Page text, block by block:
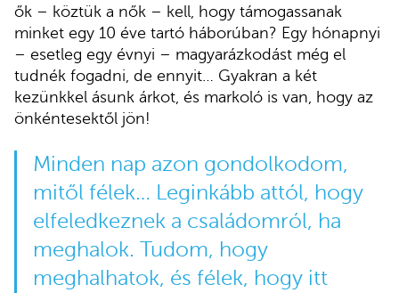
ők – köztük a nők – kell, hogy támogassanak
minket egy 10 éve tartó háborúban? Egy hónapnyi
– esetleg egy évnyi – magyarázkodást még el
tudnék fogadni, de ennyit… Gyakran a két
kezünkkel ásunk árkot, és markoló is van, hogy az
önkéntesektől jön!
Minden nap azon gondolkodom,
mitől félek… Leginkább attól, hogy
elfeledkeznek a családomról, ha
meghalok. Tudom, hogy
meghalhatok, és félek, hogy itt